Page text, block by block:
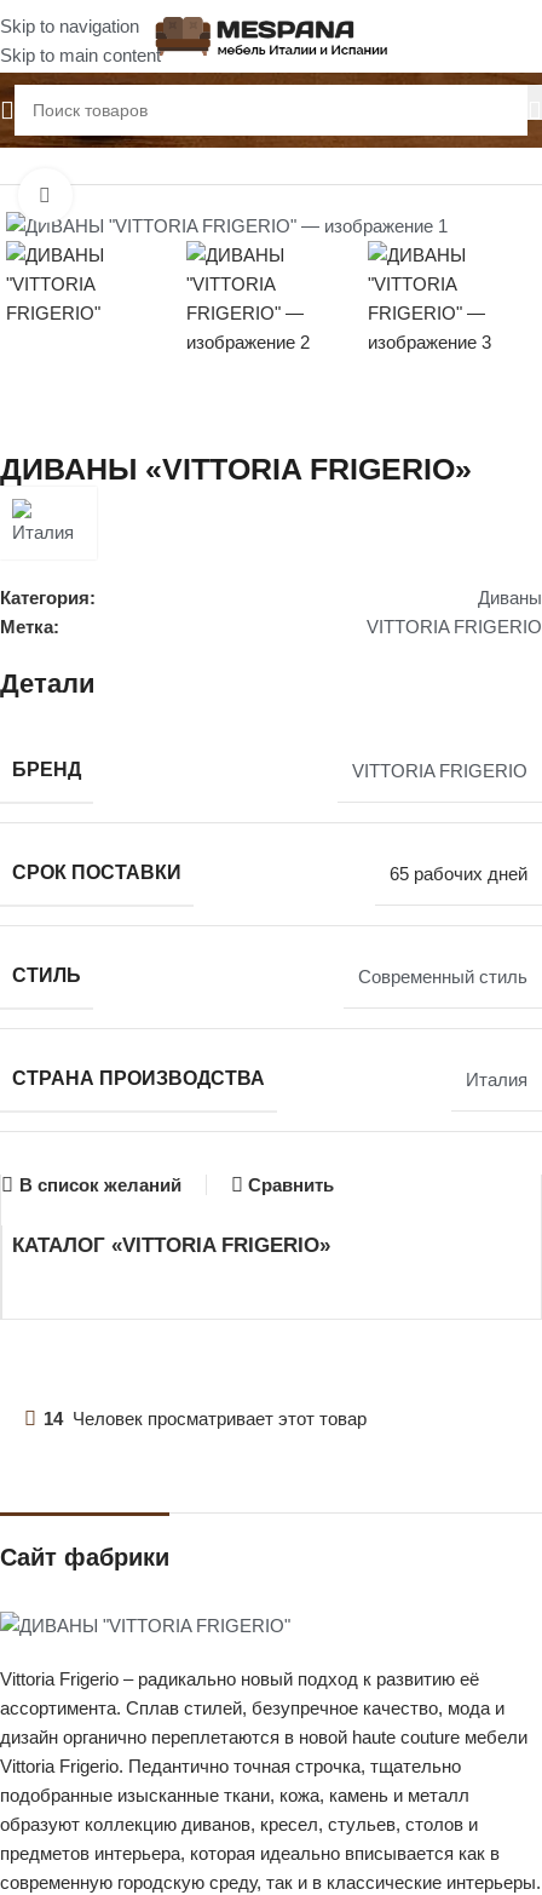
Skip to navigation
Skip to main content
Главная Диваны
ДИВАНЫ «VITTORIA FRIGERIO»
Категория:
Диваны
Метка:
VITTORIA FRIGERIO
Детали
БРЕНД VITTORIA FRIGERIO
СРОК ПОСТАВКИ 65 рабочих дней
СТИЛЬ Современный стиль
СТРАНА ПРОИЗВОДСТВА Италия
В список желаний Сравнить
КАТАЛОГ «VITTORIA FRIGERIO»
14 Человек просматривает этот товар
Сайт фабрики
Vittoria Frigerio – радикально новый подход к развитию её
ассортимента. Сплав стилей, безупречное качество, мода и
дизайн органично переплетаются в новой haute couture мебели
Vittoria Frigerio. Педантично точная строчка, тщательно
подобранные изысканные ткани, кожа, камень и металл
образуют коллекцию диванов, кресел, стульев, столов и
предметов интерьера, которая идеально вписывается как в
современную городскую среду, так и в классические интерьеры.